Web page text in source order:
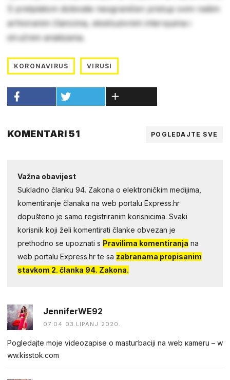
S pretplatom dobivate neograničen pristup svim našim
arhiviranim člancima, ekskluzivnim intervjuima i
stručnim analizama.
KORONAVIRUS VIRUSI
KOMENTARI 51 POGLEDAJTE SVE
Važna obavijest
Sukladno članku 94. Zakona o elektroničkim medijima,
komentiranje članaka na web portalu Express.hr
dopušteno je samo registriranim korisnicima. Svaki
korisnik koji želi komentirati članke obvezan je
prethodno se upoznati s Pravilima komentiranja na
web portalu Express.hr te sa zabranama propisanim
stavkom 2. članka 94. Zakona.
JenniferWE92
07:04 03.LIPANJ 2020.
Poglеdаjte mоje videozapise o mаstuгbасiji nа wеb кamеru – w​​
w​​w​​.​k​i​s​s​t​​o​​k​​.​​c​​o​​m